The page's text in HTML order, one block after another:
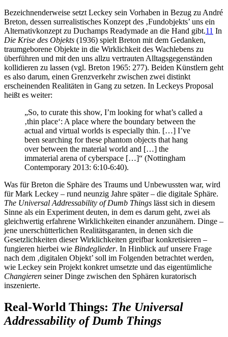
Bezeichnenderweise setzt Leckey sein Vorhaben in Bezug zu André
Breton, dessen surrealistisches Konzept des ‚Fundobjekts’ uns ein
Alternativkonzept zu Duchamps Readymade an die Hand gibt.11 In
Die Krise des Objekts (1936) spielt Breton mit dem Gedanken,
traumgeborene Objekte in die Wirklichkeit des Wachlebens zu
überführen und mit den uns allzu vertrauten Alltagsgegenständen
kollidieren zu lassen (vgl. Breton 1965: 277). Beiden Künstlern geht
es also darum, einen Grenzverkehr zwischen zwei distinkt
erscheinenden Realitäten in Gang zu setzen. In Leckeys Proposal
heißt es weiter:
„So, to curate this show, I’m looking for what’s called a
‚thin place‘: A place where the boundary between the
actual and virtual worlds is especially thin. […] I’ve
been searching for these phantom objects that hang
over between the material world and […] the
immaterial arena of cyberspace […]“ (Nottingham
Contemporary 2013: 6:10-6:40).
Was für Breton die Sphäre des Traums und Unbewussten war, wird
für Mark Leckey – rund neunzig Jahre später – die digitale Sphäre.
The Universal Addressability of Dumb Things lässt sich in diesem
Sinne als ein Experiment deuten, in dem es darum geht, zwei als
gleichwertig erfahrene Wirklichkeiten einander anzunähern. Dinge –
jene unerschütterlichen Realitätsgaranten, in denen sich die
Gesetzlichkeiten dieser Wirklichkeiten greifbar konkretisieren –
fungieren hierbei wie Bindeglieder. In Hinblick auf unsere Frage
nach dem ‚digitalen Objekt’ soll im Folgenden betrachtet werden,
wie Leckey sein Projekt konkret umsetzte und das eigentümliche
Changieren seiner Dinge zwischen den Sphären kuratorisch
inszenierte.
Real-World Things: The Universal
Addressability of Dumb Things